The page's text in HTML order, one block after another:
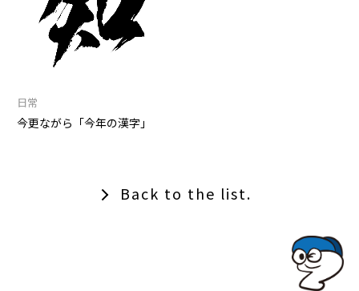
日常
今更ながら「今年の漢字」
Back to the list.